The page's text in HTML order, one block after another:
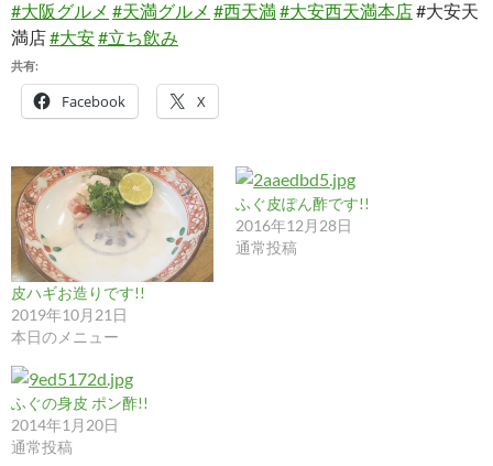
#大阪グルメ #天満グルメ #西天満#大安西天満本店#大安天
満店#大安#立ち飲み
共有:
Facebook X
皮ハギお造りです!!
2019年10月21日
本日のメニュー
ふぐ皮ぽん酢です!!
2016年12月28日
通常投稿
ふぐの身皮 ポン酢!!
2014年1月20日
通常投稿